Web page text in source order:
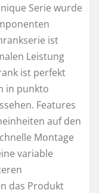
Serie wurde
ist
Leistung
ist perfekt
in punkto
Features
auf den
Montage
variable
das Produkt